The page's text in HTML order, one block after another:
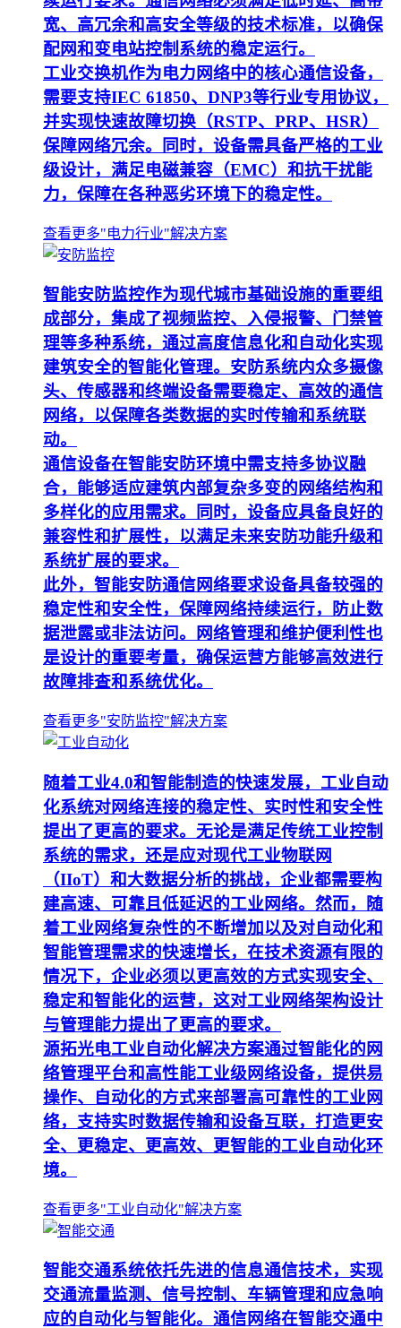
宽、高冗余和高安全等级的技术标准，以确保
配网和变电站控制系统的稳定运行。
工业交换机作为电力网络中的核心通信设备，
需要支持IEC 61850、DNP3等行业专用协议，
并实现快速故障切换（RSTP、PRP、HSR）
保障网络冗余。同时，设备需具备严格的工业
级设计，满足电磁兼容（EMC）和抗干扰能
力，保障在各种恶劣环境下的稳定性。
查看更多"电力行业"解决方案
智能安防监控作为现代城市基础设施的重要组
成部分，集成了视频监控、入侵报警、门禁管
理等多种系统，通过高度信息化和自动化实现
建筑安全的智能化管理。安防系统内众多摄像
头、传感器和终端设备需要稳定、高效的通信
网络，以保障各类数据的实时传输和系统联
动。
通信设备在智能安防环境中需支持多协议融
合，能够适应建筑内部复杂多变的网络结构和
多样化的应用需求。同时，设备应具备良好的
兼容性和扩展性，以满足未来安防功能升级和
系统扩展的要求。
此外，智能安防通信网络要求设备具备较强的
稳定性和安全性，保障网络持续运行，防止数
据泄露或非法访问。网络管理和维护便利性也
是设计的重要考量，确保运营方能够高效进行
故障排查和系统优化。
查看更多"安防监控"解决方案
随着工业4.0和智能制造的快速发展，工业自动
化系统对网络连接的稳定性、实时性和安全性
提出了更高的要求。无论是满足传统工业控制
系统的需求，还是应对现代工业物联网
（IIoT）和大数据分析的挑战，企业都需要构
建高速、可靠且低延迟的工业网络。然而，随
着工业网络复杂性的不断增加以及对自动化和
智能管理需求的快速增长，在技术资源有限的
情况下，企业必须以更高效的方式实现安全、
稳定和智能化的运营，这对工业网络架构设计
与管理能力提出了更高的要求。
源拓光电工业自动化解决方案通过智能化的网
络管理平台和高性能工业级网络设备，提供易
操作、自动化的方式来部署高可靠性的工业网
络，支持实时数据传输和设备互联，打造更安
全、更稳定、更高效、更智能的工业自动化环
境。
查看更多"工业自动化"解决方案
智能交通系统依托先进的信息通信技术，实现
交通流量监测、信号控制、车辆管理和应急响
应的自动化与智能化。通信网络在智能交通中